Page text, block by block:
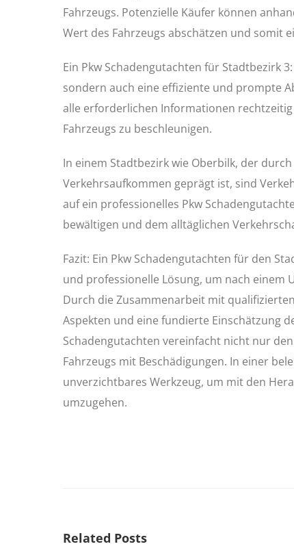
Fahrzeugs. Potenzielle Käufer können
Wert des Fahrzeugs abschätzen und somit
Ein Pkw Schadengutachten für Stadtbezirk
sondern auch eine effiziente und prompte
alle erforderlichen Informationen
Fahrzeugs zu beschleunigen.
In einem Stadtbezirk wie Oberbilk, der
Verkehrsaufkommen geprägt ist, sind
auf ein professionelles Pkw
bewältigen und dem alltäglichen
Fazit: Ein Pkw Schadengutachten für den
und professionelle Lösung, um nach einem
Durch die Zusammenarbeit mit
Aspekten und eine fundierte Einschätzung
Schadengutachten vereinfacht nicht nur
Fahrzeugs mit Beschädigungen. In einer
unverzichtbares Werkzeug, um mit den
umzugehen.
Related Posts